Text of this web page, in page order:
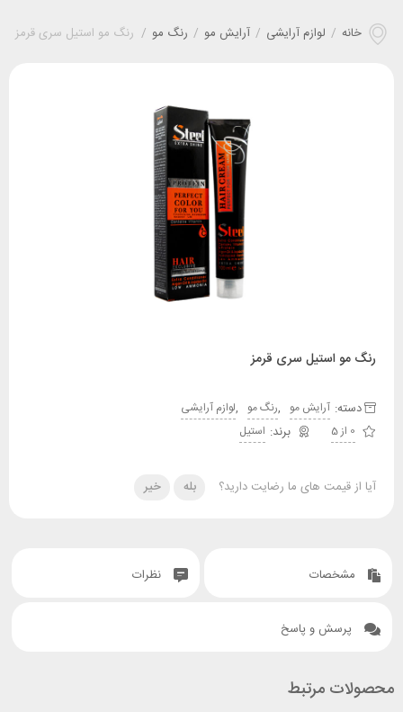
خانه / لوازم آرایشی / آرایش مو / رنگ مو / رنگ مو استیل سری قرمز
رنگ مو استیل سری قرمز
دسته: آرایش مو ,رنگ مو ,لوازم آرایشی
0 از 5
استیل
آیا از قیمت های ما رضایت دارید؟ بله خیر
مشخصات نظرات
پرسش و پاسخ
محصولات مرتبط